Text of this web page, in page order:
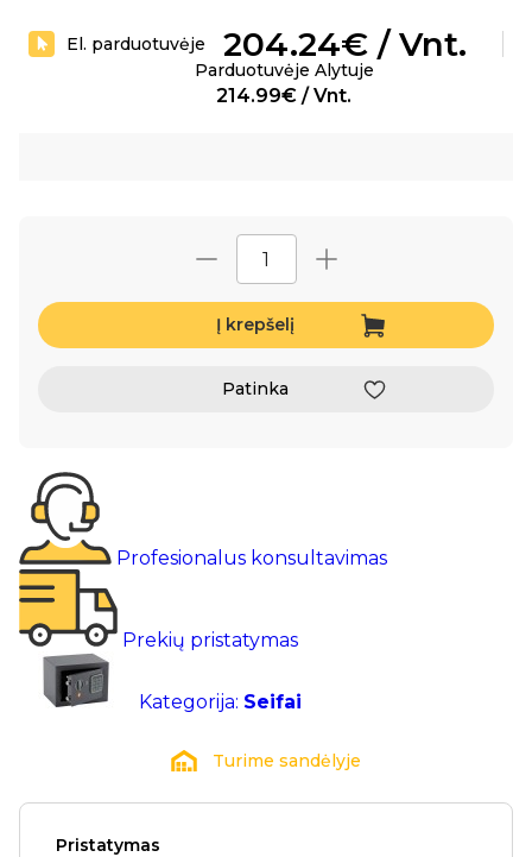
El. parduotuvėje 204.24€ / Vnt.
Parduotuvėje Alytuje
214.99€ / Vnt.
Į krepšelį
Patinka
Profesionalus konsultavimas
Prekių pristatymas
Kategorija: Seifai
Turime sandėlyje
Pristatymas